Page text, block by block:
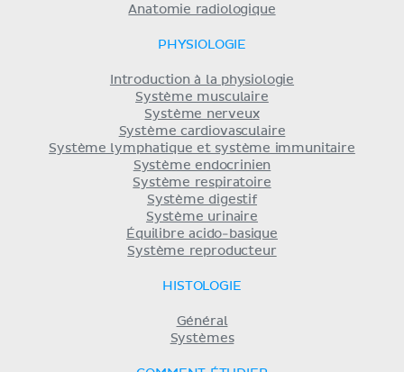
Anatomie radiologique
PHYSIOLOGIE
Introduction à la physiologie
Système musculaire
Système nerveux
Système cardiovasculaire
Système lymphatique et système immunitaire
Système endocrinien
Système respiratoire
Système digestif
Système urinaire
Équilibre acido-basique
Système reproducteur
HISTOLOGIE
Général
Systèmes